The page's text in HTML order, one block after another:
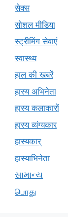
सेक्स
सोशल मीडिया
स्ट्रीमिंग सेवाएं
स्वास्थ्य
हाल की खबरें
हास्य अभिनेता
हास्य कलाकारों
हास्य व्यंग्यकार
हास्यकार्
हास्याभिनेता
સામાન્ય
பொது